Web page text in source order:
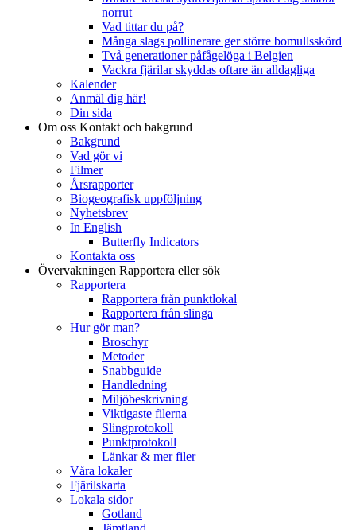
norrut
Vad tittar du på?
Många slags pollinerare ger större bomullsskörd
Två generationer påfågelöga i Belgien
Vackra fjärilar skyddas oftare än alldagliga
Kalender
Anmäl dig här!
Din sida
Om oss Kontakt och bakgrund
Bakgrund
Vad gör vi
Filmer
Årsrapporter
Biogeografisk uppföljning
Nyhetsbrev
In English
Butterfly Indicators
Kontakta oss
Övervakningen Rapportera eller sök
Rapportera
Rapportera från punktlokal
Rapportera från slinga
Hur gör man?
Broschyr
Metoder
Snabbguide
Handledning
Miljöbeskrivning
Viktigaste filerna
Slingprotokoll
Punktprotokoll
Länkar & mer filer
Våra lokaler
Fjärilskarta
Lokala sidor
Gotland